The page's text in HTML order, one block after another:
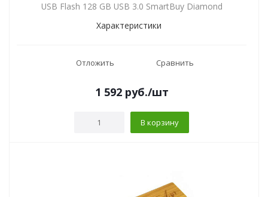
USB Flash 128 GB USB 3.0 SmartBuy Diamond
Характеристики
Отложить Сравнить
1 592 руб./шт
В корзину